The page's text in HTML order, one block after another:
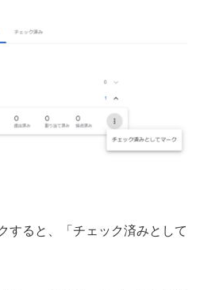
すると、「チェック済みとして